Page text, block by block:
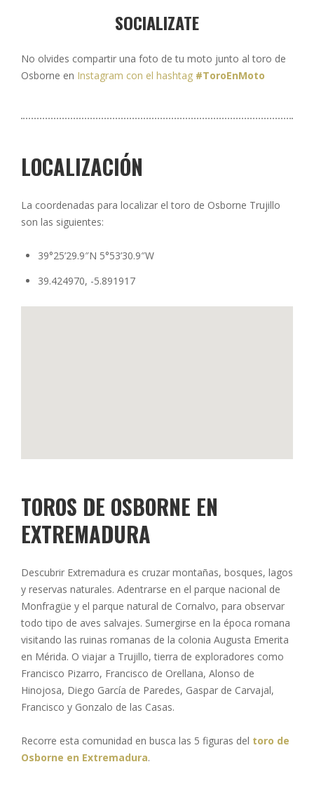
SOCIALIZATE
No olvides compartir una foto de tu moto junto al toro de
Osborne en Instagram con el hashtag #ToroEnMoto
LOCALIZACIÓN
La coordenadas para localizar el toro de Osborne Trujillo
son las siguientes:
39°25’29.9″N 5°53’30.9″W
39.424970, -5.891917
TOROS DE OSBORNE EN
EXTREMADURA
Descubrir Extremadura es cruzar montañas, bosques, lagos
y reservas naturales. Adentrarse en el parque nacional de
Monfragüe y el parque natural de Cornalvo, para observar
todo tipo de aves salvajes. Sumergirse en la época romana
visitando las ruinas romanas de la colonia Augusta Emerita
en Mérida. O viajar a Trujillo, tierra de exploradores como
Francisco Pizarro, Francisco de Orellana, Alonso de
Hinojosa, Diego García de Paredes, Gaspar de Carvajal,
Francisco y Gonzalo de las Casas.
Recorre esta comunidad en busca las 5 figuras del toro de
Osborne en Extremadura.